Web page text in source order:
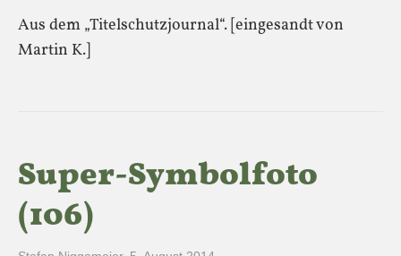
Aus dem „Titelschutzjournal“. [eingesandt von
Martin K.]
Super-Symbolfoto
(106)